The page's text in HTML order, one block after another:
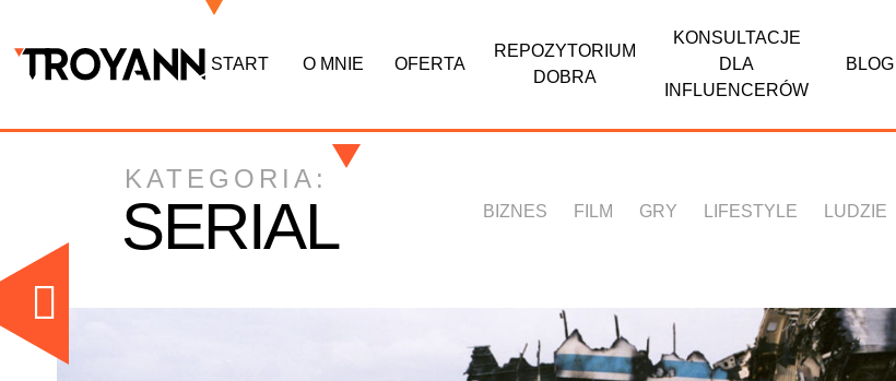
START O MNIE OFERTA
REPOZYTORIUM
DOBRA
KONSULTACJE
DLA
INFLUENCERÓW
BLOG
KATEGORIA:
SERIAL BIZNES FILM GRY LIFESTYLE LUDZIE